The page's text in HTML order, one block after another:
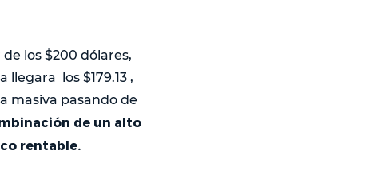
los $200 dólares,
los $179.13 ,
masiva pasando de
de un alto
rentable.